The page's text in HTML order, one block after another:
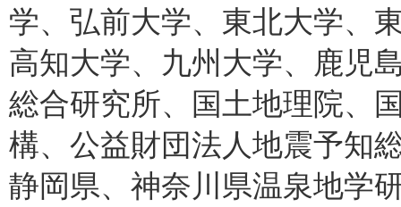
学、弘前大学、東北大学、
高知大学、九州大学、鹿児
総合研究所、国土地理院、
構、公益財団法人地震予知
静岡県、神奈川県温泉地学